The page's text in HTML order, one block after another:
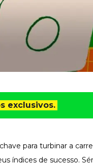
exclusivos.
para turbinar a
índices de sucesso.